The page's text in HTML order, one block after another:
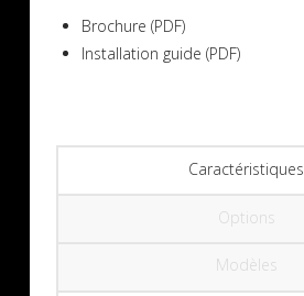
Brochure (PDF)
Installation guide (PDF)
Caractéristiques
Options
Modèles